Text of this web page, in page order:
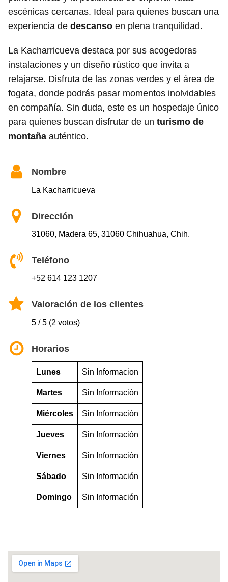
escénicas cercanas. Ideal para quienes buscan una
experiencia de descanso en plena tranquilidad.
La Kacharricueva destaca por sus acogedoras
instalaciones y un diseño rústico que invita a
relajarse. Disfruta de las zonas verdes y el área de
fogata, donde podrás pasar momentos inolvidables
en compañía. Sin duda, este es un hospedaje único
para quienes buscan disfrutar de un turismo de
montaña auténtico.
Nombre
La Kacharricueva
Dirección
31060, Madera 65, 31060 Chihuahua, Chih.
Teléfono
+52 614 123 1207
Valoración de los clientes
5 / 5 (2 votos)
Horarios
Lunes Sin Informacion
Martes Sin Información
Miércoles Sin Información
Jueves Sin Información
Viernes Sin Información
Sábado Sin Información
Domingo Sin Información